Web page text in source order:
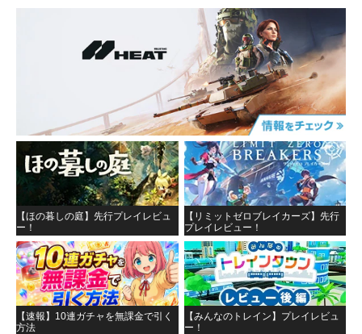
【ほの暮しの庭】先行プレイレビュ
ー！
【リミットゼロブレイカーズ】先行
プレイレビュー！
【速報】10連ガチャを無課金で引く
方法
【みんなのトレイン】プレイレビュ
ー！